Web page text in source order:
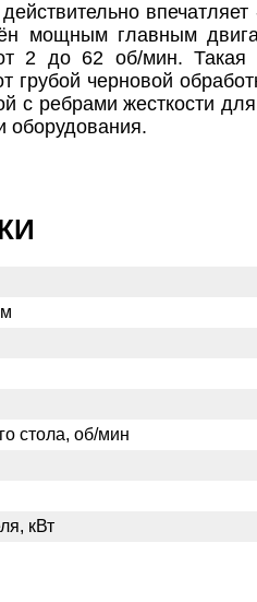
мощным главным
2 до 62 об/мин. Такая
грубой черновой
с ребрами жесткости
оборудования.
стола, об/мин
кВт